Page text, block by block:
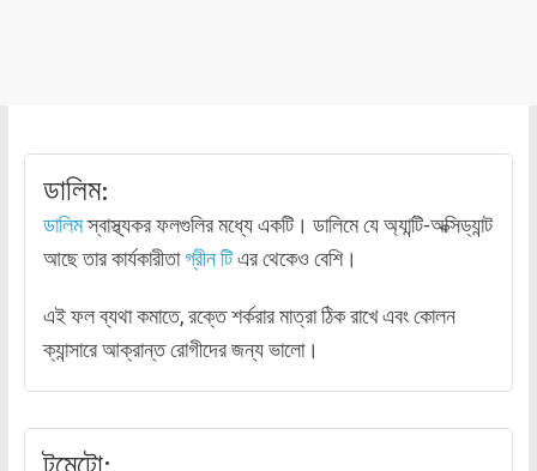
ডালিম:
ডালিমস্বাস্থ্যকর ফলগুলির মধ্যে একটি। ডালিমে যে অ্যান্টি-অক্সিড্যান্ট
আছে তার কার্যকারীতাগ্রীন টিএর থেকেও বেশি।
এই ফল ব্যথা কমাতে, রক্তে শর্করার মাত্রা ঠিক রাখে এবং কোলন
ক্যান্সারে আক্রান্ত রোগীদের জন্য ভালো।